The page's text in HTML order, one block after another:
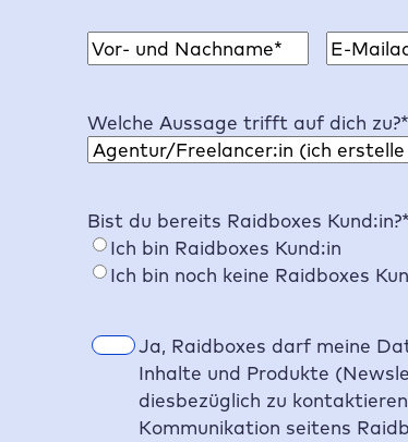
N
a
e
*
r
n
m
e
E
-
a
i
d
r
e
s
e
*
Welche Aussage trifft auf dich zu?*
Bist du bereits Raidboxes Kund:in?*
Ich bin Raidboxes Kund:in
Ich bin noch keine Raidboxes
E
Ja, Raidboxes darf meine
Inhalte und Produkte
diesbezüglich zu
Kommunikation seitens